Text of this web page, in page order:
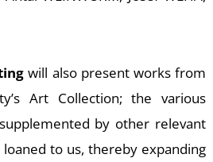
will also present works from
Art Collection; the various
by other relevant
to us, thereby expanding